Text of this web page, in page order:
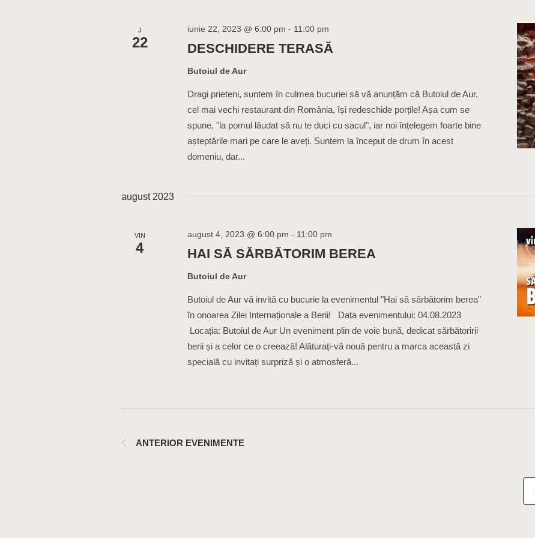
J
22 DESCHIDERE TERASĂ
iunie 22, 2023 @ 6:00 pm - 11:00 pm
Butoiul de Aur
Dragi prieteni, suntem în culmea bucuriei să vă anunțăm că Butoiul de Aur,
cel mai vechi restaurant din România, își redeschide porțile! Așa cum se
spune, "la pomul lăudat să nu te duci cu sacul", iar noi înțelegem foarte bine
așteptările mari pe care le aveți. Suntem la început de drum în acest
domeniu, dar...
august 2023
VIN
4 HAI SĂ SĂRBĂTORIM BEREA
august 4, 2023 @ 6:00 pm - 11:00 pm
Butoiul de Aur
Butoiul de Aur vă invită cu bucurie la evenimentul "Hai să sărbătorim berea"
în onoarea Zilei Internaționale a Berii! Data evenimentului: 04.08.2023
Locația: Butoiul de Aur Un eveniment plin de voie bună, dedicat sărbătoririi
berii și a celor ce o creează! Alăturați-vă nouă pentru a marca această zi
specială cu invitați surpriză și o atmosferă...
ANTERIOR EVENIMENTE